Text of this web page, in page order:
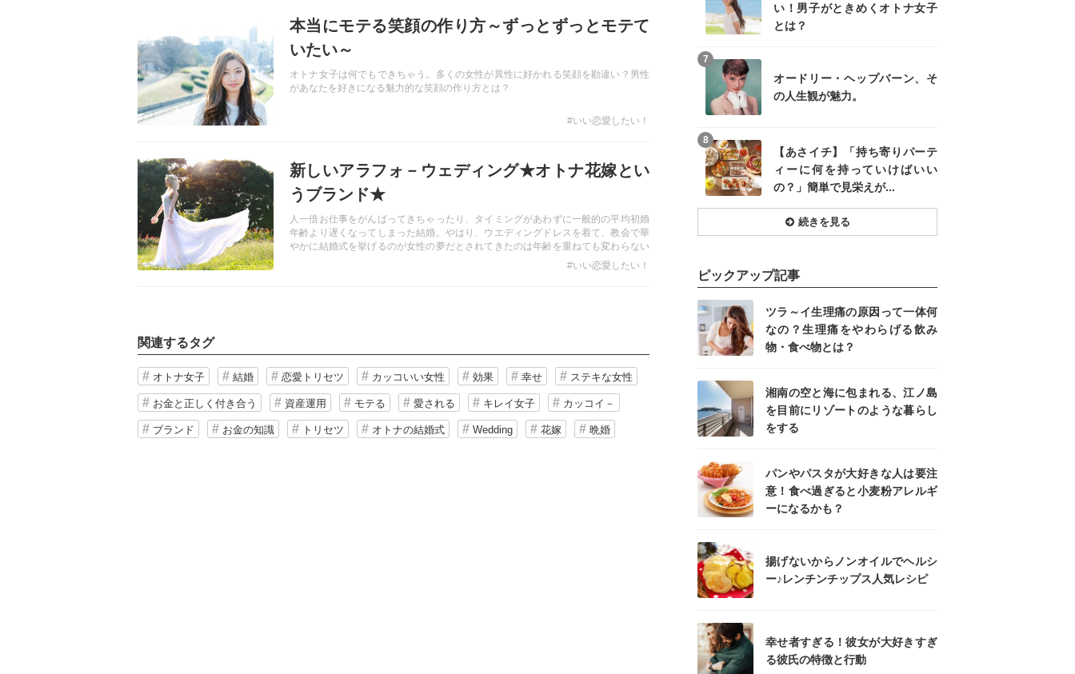
本当にモテる笑顔の作り方～ずっとずっとモテて
いたい～
オトナ女子は何でもできちゃう。多くの女性が異性に好かれる笑顔を勘違い？男性
があなたを好きになる魅力的な笑顔の作り方とは？
#いい恋愛したい！
新しいアラフォ－ウェディング★オトナ花嫁とい
うブランド★
人一倍お仕事をがんばってきちゃったり、タイミングがあわずに一般的の平均初婚
年齢より遅くなってしまった結婚。やはり、ウエディングドレスを着て、教会で華
やかに結婚式を挙げるのが女性の夢だとされてきたのは年齢を重ねても変わらない
はず。せっかくなら、アラフォ－らしいカッコいいweddingをしちゃいましょう。
#いい恋愛したい！
関連するタグ
オトナ女子 結婚 恋愛トリセツ カッコいい女性 効果 幸せ ステキな女性
お金と正しく付き合う 資産運用 モテる 愛される キレイ女子 カッコイ－
ブランド お金の知識 トリセツ オトナの結婚式 Wedding 花嫁 晩婚
い！男子がときめくオトナ女子
とは？
オードリー・ヘップバーン、そ
の人生観が魅力。
7
【あさイチ】「持ち寄りパーテ
ィーに何を持っていけばいい
の？」簡単で見栄えが...
8
続きを見る
ピックアップ記事
ツラ～イ生理痛の原因って一体何
なの？生理痛をやわらげる飲み
物・食べ物とは？
湘南の空と海に包まれる、江ノ島
を目前にリゾートのような暮らし
をする
パンやパスタが大好きな人は要注
意！食べ過ぎると小麦粉アレルギ
ーになるかも？
揚げないからノンオイルでヘルシ
ー♪レンチンチップス人気レシピ
幸せ者すぎる！彼女が大好きすぎ
る彼氏の特徴と行動